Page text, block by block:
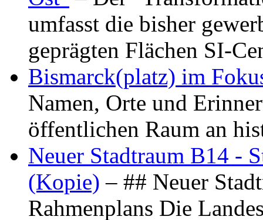
umfasst die bisher
geprägten Flächen SI-
Bismarck(platz) im
Namen, Orte und
öffentlichen Raum an
Neuer Stadtraum B14 -
(Kopie) – ## Neuer
Rahmenplans Die